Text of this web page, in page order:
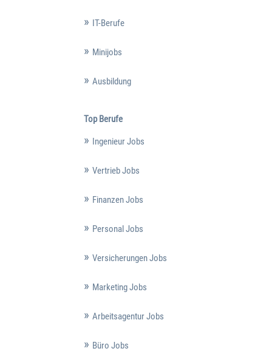
IT-Berufe
Minijobs
Ausbildung
Top Berufe
Ingenieur Jobs
Vertrieb Jobs
Finanzen Jobs
Personal Jobs
Versicherungen Jobs
Marketing Jobs
Arbeitsagentur Jobs
Büro Jobs